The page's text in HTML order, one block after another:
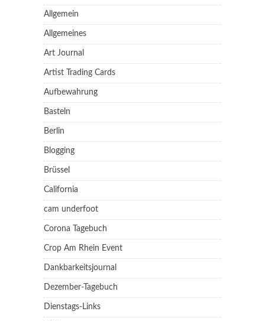
Allgemein
Allgemeines
Art Journal
Artist Trading Cards
Aufbewahrung
Basteln
Berlin
Blogging
Brüssel
California
cam underfoot
Corona Tagebuch
Crop Am Rhein Event
Dankbarkeitsjournal
Dezember-Tagebuch
Dienstags-Links